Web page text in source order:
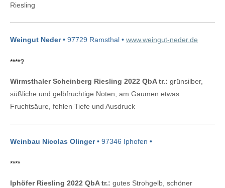
Riesling
Weingut Neder• 97729 Ramsthal • www.weingut-neder.de
****?
Wirmsthaler Scheinberg Riesling 2022 QbA tr.: grünsilber,
süßliche und gelbfruchtige Noten, am Gaumen etwas
Fruchtsäure, fehlen Tiefe und Ausdruck
Weinbau Nicolas Olinger• 97346 Iphofen •
****
Iphöfer Riesling 2022 QbA tr.: gutes Strohgelb, schöner